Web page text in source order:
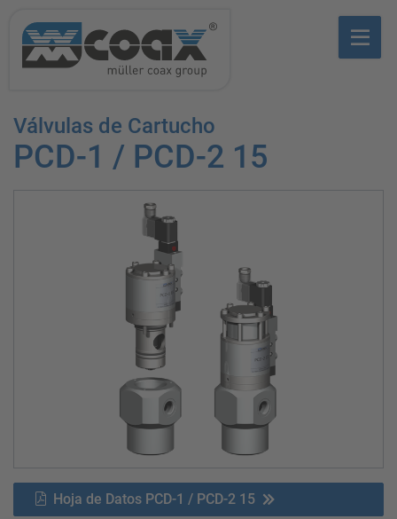
Válvulas de Cartucho
PCD-1 / PCD-2 15
Hoja de Datos PCD-1 / PCD-2 15